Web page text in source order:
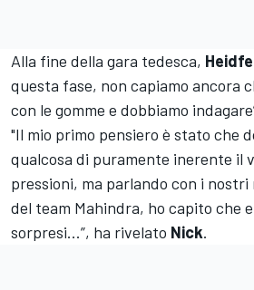
Alla fine della gara tedesca,
questa fase, non capiamo ancora
con le gomme e dobbiamo
"Il mio primo pensiero è stato che
qualcosa di puramente inerente il
pressioni, ma parlando con i
del team Mahindra, ho capito che
sorpresi...”, ha rivelato Nick.